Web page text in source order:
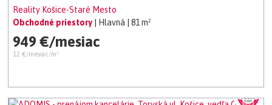
Reality Košice-Staré Mesto
Obchodné priestory
| Hlavná | 81 m²
949 €/mesiac
12 €/mesiac/m²